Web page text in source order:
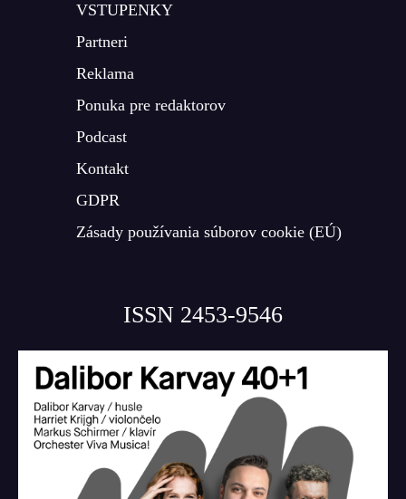
VSTUPENKY
Partneri
Reklama
Ponuka pre redaktorov
Podcast
Kontakt
GDPR
Zásady používania súborov cookie (EÚ)
ISSN 2453-9546